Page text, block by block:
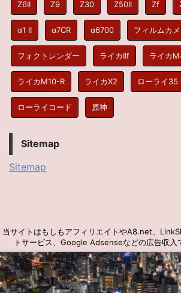
Z6II Z9 Z30 Z50II Zf
α1 II α7CR α6700 フィルムカメ
フォクトレンダー ライカIIf ライカ
ライカM10-R ライカX2 ローライ35
ローライコード 原神
Sitemap
Sitemap
当サイトはもしもアフィリエイトやA8.net、
トサービス、Google Adsenseなどの広告収入